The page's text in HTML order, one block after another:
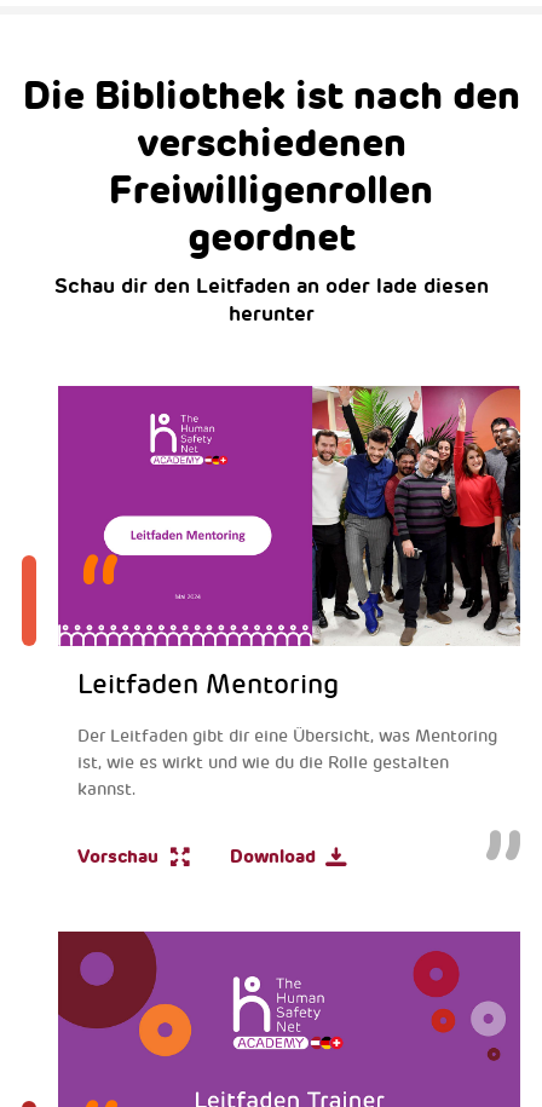
Die Bibliothek ist nach den
verschiedenen
Freiwilligenrollen
geordnet
Schau dir den Leitfaden an oder lade diesen
herunter
Leitfaden Mentoring
Der Leitfaden gibt dir eine Übersicht, was Mentoring
ist, wie es wirkt und wie du die Rolle gestalten
kannst.
Vorschau Download